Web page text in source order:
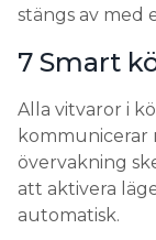
stängs av med
7 Smart
Alla vitvaror i
kommunicerar
övervakning
att aktivera
automatisk.